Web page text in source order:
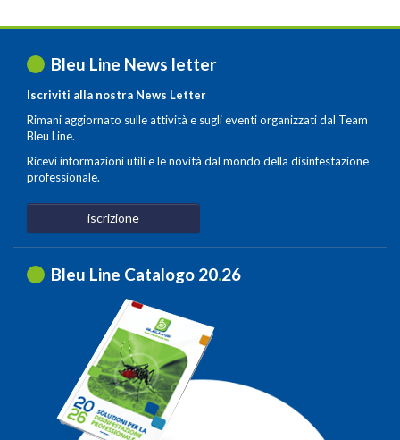
Bleu Line News letter
Iscriviti alla nostra News Letter
Rimani aggiornato sulle attività e sugli eventi organizzati dal Team
Bleu Line.
Ricevi informazioni utili e le novità dal mondo della disinfestazione
professionale.
iscrizione
Bleu Line Catalogo 20.26